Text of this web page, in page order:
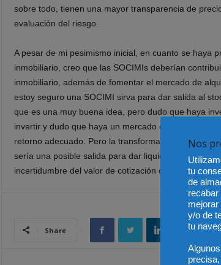
sobre todo, tienen una mayor transparencia de
evaluación del riesgo.
A pesar de mi pesimismo inicial, en cuanto se haya
inmobiliario, creo que las SOCIMIs deberían
inmobiliario, además de fomentar el mercado de
estoy seguro una SOCIMI sirva para dar salida al
que es una muy buena idea, pero dudo que haya
invertir y dudo que haya un mercado de alquiler
retorno adecuado. Pero la transformación de fondos
sería una posible salida para dar liquidez a los
incertidumbre del valor de cotización de las acciones.
Share
Nos
tu
de
recabar
y/o de
tu